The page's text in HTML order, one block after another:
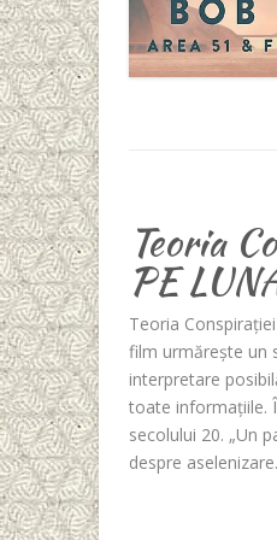
Teoria
PE
Teoria
film urmărește un
interpretare
toate informațiile.
secolului 20. „Un
despre